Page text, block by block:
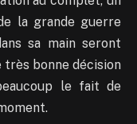
la grande guerre
sa main seront
très bonne décision
le fait de